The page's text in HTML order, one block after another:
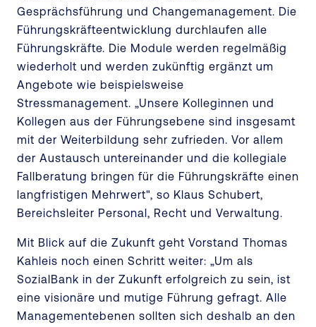
Gesprächsführung und Changemanagement. Die
Führungskräfteentwicklung durchlaufen alle
Führungskräfte. Die Module werden regelmäßig
wiederholt und werden zukünftig ergänzt um
Angebote wie beispielsweise
Stressmanagement. „Unsere Kolleginnen und
Kollegen aus der Führungsebene sind insgesamt
mit der Weiterbildung sehr zufrieden. Vor allem
der Austausch untereinander und die kollegiale
Fallberatung bringen für die Führungskräfte einen
langfristigen Mehrwert", so Klaus Schubert,
Bereichsleiter Personal, Recht und Verwaltung.
Mit Blick auf die Zukunft geht Vorstand Thomas
Kahleis noch einen Schritt weiter: „Um als
SozialBank in der Zukunft erfolgreich zu sein, ist
eine visionäre und mutige Führung gefragt. Alle
Managementebenen sollten sich deshalb an den